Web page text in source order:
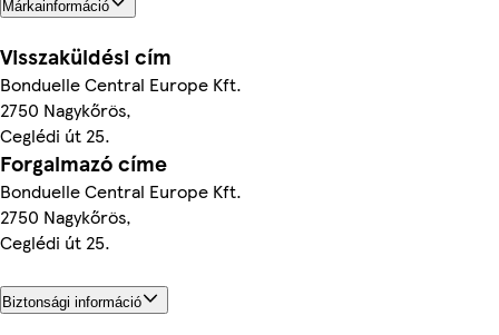
Márkainformáció
Visszaküldési cím
Bonduelle Central Europe Kft.
2750 Nagykőrös,
Ceglédi út 25.
Forgalmazó címe
Bonduelle Central Europe Kft.
2750 Nagykőrös,
Ceglédi út 25.
Biztonsági információ